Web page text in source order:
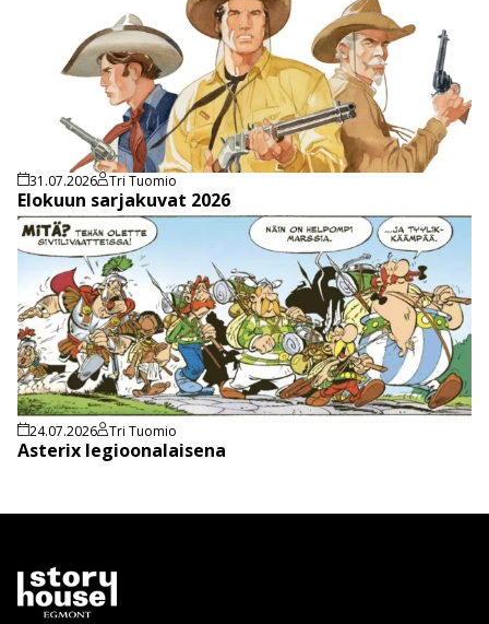
31.07.2026 Tri Tuomio
Elokuun sarjakuvat 2026
24.07.2026 Tri Tuomio
Asterix legioonalaisena